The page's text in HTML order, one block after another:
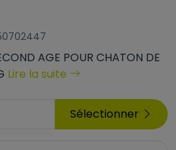
AGE POUR CHATON DE
Lire la suite
Sélectionner